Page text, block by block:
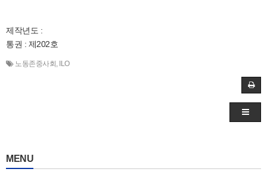
제작년도 :
통권 : 제202호
노동존중사회 , ILO
MENU